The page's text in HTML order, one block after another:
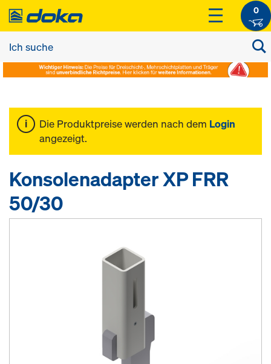
0
Die Produktpreise werden nach dem Login
angezeigt.
Konsolenadapter XP FRR
50/30